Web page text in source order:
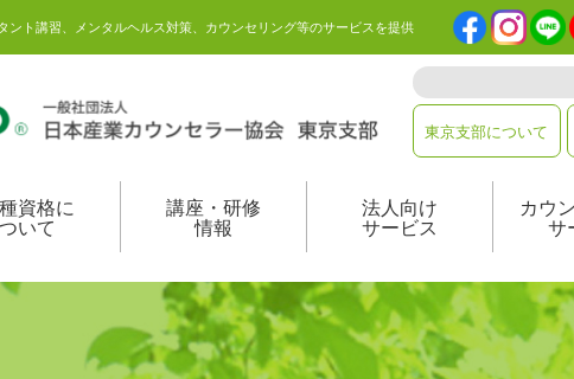
ント講習、メンタルヘルス対策、カウンセリング等のサービスを提供
東京支部について
資格に
ついて
講座・研修
情報
法人向け
サービス
カウ
サ